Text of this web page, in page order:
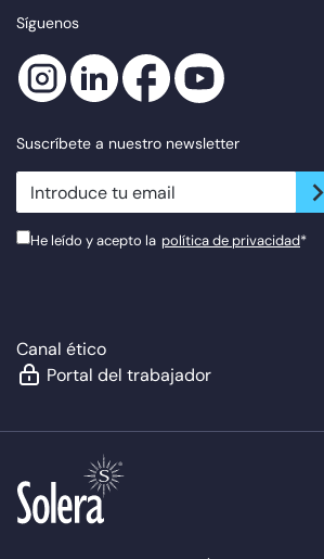
Síguenos
Suscríbete a nuestro newsletter
newsletter.suscribe
He leído y acepto la política de privacidad*
Canal ético
Portal del trabajador